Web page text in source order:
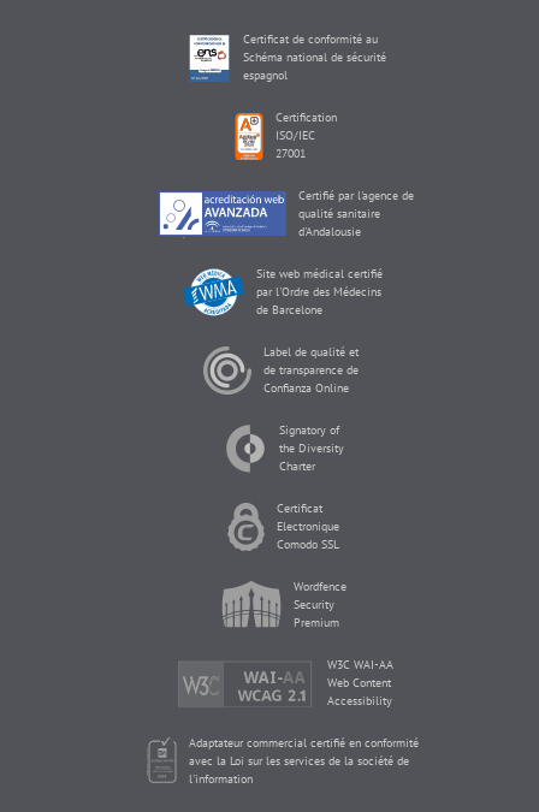
Certificat de conformité au
Schéma national de sécurité
espagnol
Certification
ISO/IEC
27001
Certifié par l'agence de
qualité sanitaire
d'Andalousie
Site web médical certifié
par l'Ordre des Médecins
de Barcelone
Label de qualité et
de transparence de
Confianza Online
Signatory of
the Diversity
Charter
Certificat
Electronique
Comodo SSL
Wordfence
Security
Premium
W3C WAI-AA
Web Content
Accessibility
Adaptateur commercial certifié en conformité
avec la Loi sur les services de la société de
l'information